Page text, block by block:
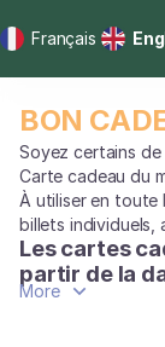
Français
selection
Maison
des
Arts
Léman
BON
CADEAU
BON
Soyez certains
Carte cadeau du
À utiliser en toute
billets individuels,
Les cartes
partir de la
le
More